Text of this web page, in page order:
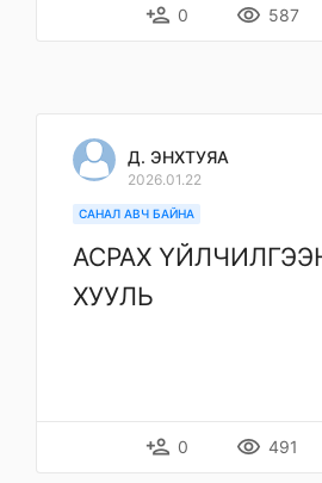
person_add 0 remove_red_eye 587
Д. ЭНХТУЯА
2026.01.22
САНАЛ АВЧ БАЙНА
АСРАХ
ХУУЛЬ
person_add 0 remove_red_eye 491